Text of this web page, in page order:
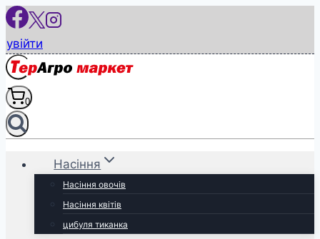
Перейти
вмісту
увійти
0
Насіння
Насіння овочів
Насіння квітів
цибуля тиканка